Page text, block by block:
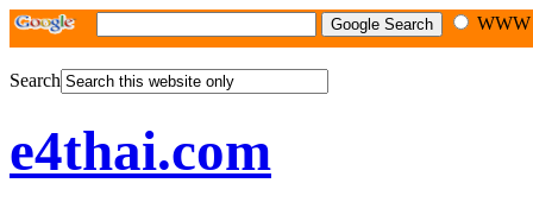
Search
e4thai.com